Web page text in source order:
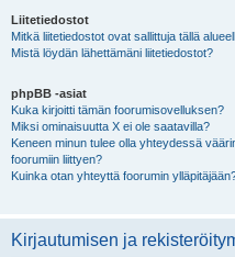
Liitetiedostot
Mitkä liitetiedostot ovat sallittuja tällä
Mistä löydän lähettämäni liitetiedostot?
phpBB -asiat
Kuka kirjoitti tämän foorumisovelluksen?
Miksi ominaisuutta X ei ole saatavilla?
Keneen minun tulee olla yhteydessä
foorumiin liittyen?
Kuinka otan yhteyttä foorumin
Kirjautumisen ja